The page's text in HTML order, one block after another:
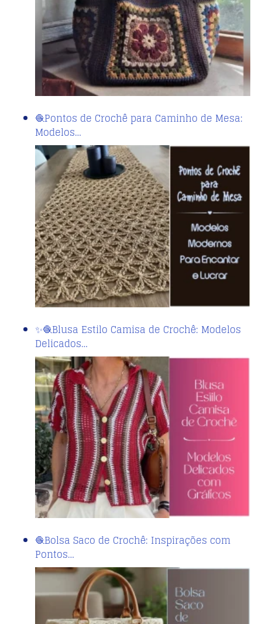
🧶Pontos de Crochê para Caminho de Mesa:
Modelos…
✨🧶Blusa Estilo Camisa de Crochê: Modelos
Delicados…
🧶Bolsa Saco de Crochê: Inspirações com
Pontos…